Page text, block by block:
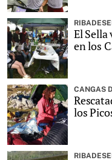
El Sella
en los
CANGAS
los